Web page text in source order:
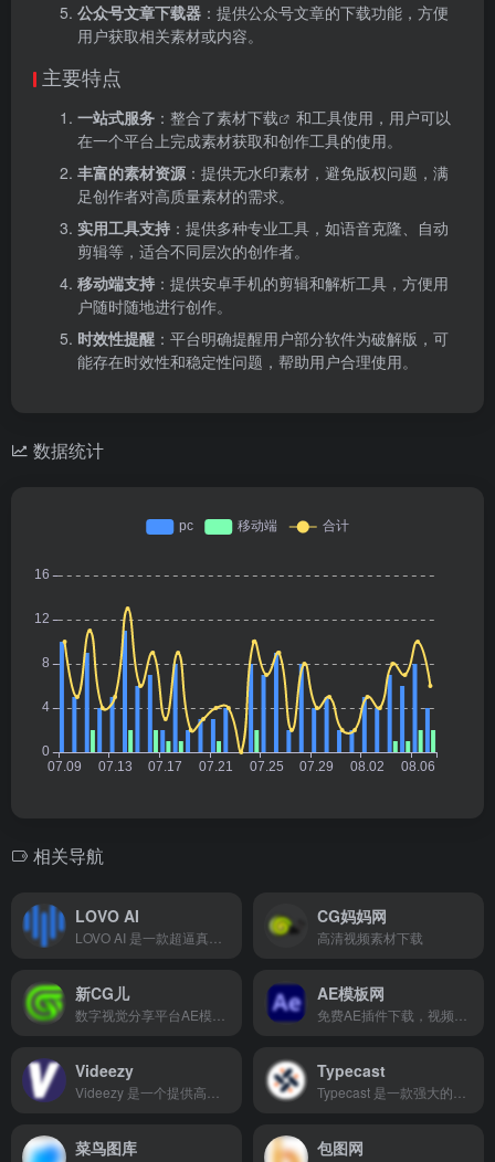
公众号文章下载器 ：提供公众号文章的下载功能，方便
用户获取相关素材或内容。
主要特点
一站式服务 ：整合了素材下载
和工具使用，用户可以
在一个平台上完成素材获取和创作工具的使用。
丰富的素材资源：提供无水印素材，避免版权问题，满
足创作者对高质量素材的需求。
实用工具支持 ：提供多种专业工具，如语音克隆、自动
剪辑等，适合不同层次的创作者。
移动端支持 ：提供安卓手机的剪辑和解析工具，方便用
户随时随地进行创作。
时效性提醒 ：平台明确提醒用户部分软件为破解版，可
能存在时效性和稳定性问题，帮助用户合理使用。
数据统计
相关导航
LOVO AI CG妈妈网
高清视频素材下载
新CG儿 AE模板网
Videezy Typecast
菜鸟图库 包图网